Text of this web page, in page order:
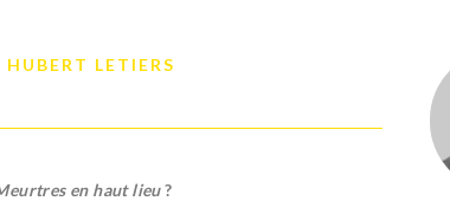
LETIERS
en haut lieu?